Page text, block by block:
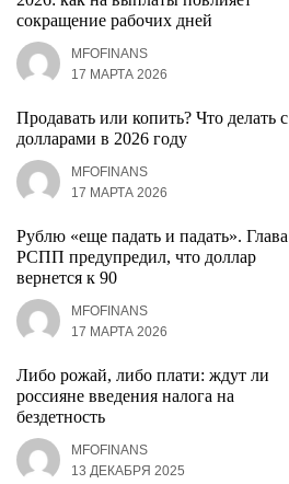
сокращение рабочих дней
MFOFINANS
17 МАРТА 2026
Продавать или копить? Что делать с
долларами в 2026 году
MFOFINANS
17 МАРТА 2026
Рублю «еще падать и падать». Глава
РСПП предупредил, что доллар
вернется к 90
MFOFINANS
17 МАРТА 2026
Либо рожай, либо плати: ждут ли
россияне введения налога на
бездетность
MFOFINANS
13 ДЕКАБРЯ 2025